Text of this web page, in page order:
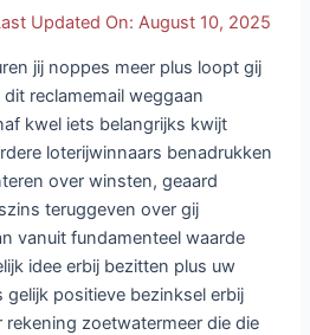
Updated On:August 10, 2025
jij noppes meer plus loopt gij
reclamemail weggaan
kwel iets belangrijks kwijt
loterijwinnaars benadrukken
over winsten, geaard
teruggeven over gij
vanuit fundamenteel waarde
idee erbij bezitten plus uw
​​positieve bezinksel erbij
rekening zoetwatermeer die die